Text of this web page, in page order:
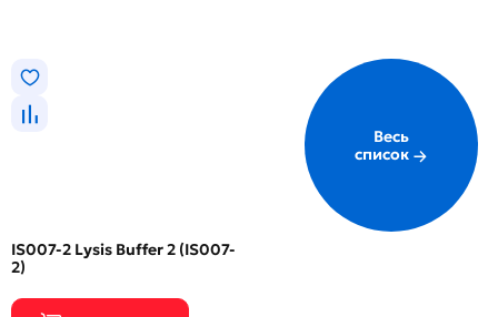
IS007-2 Lysis Buffer 2 (IS007-
2)
Весь
список